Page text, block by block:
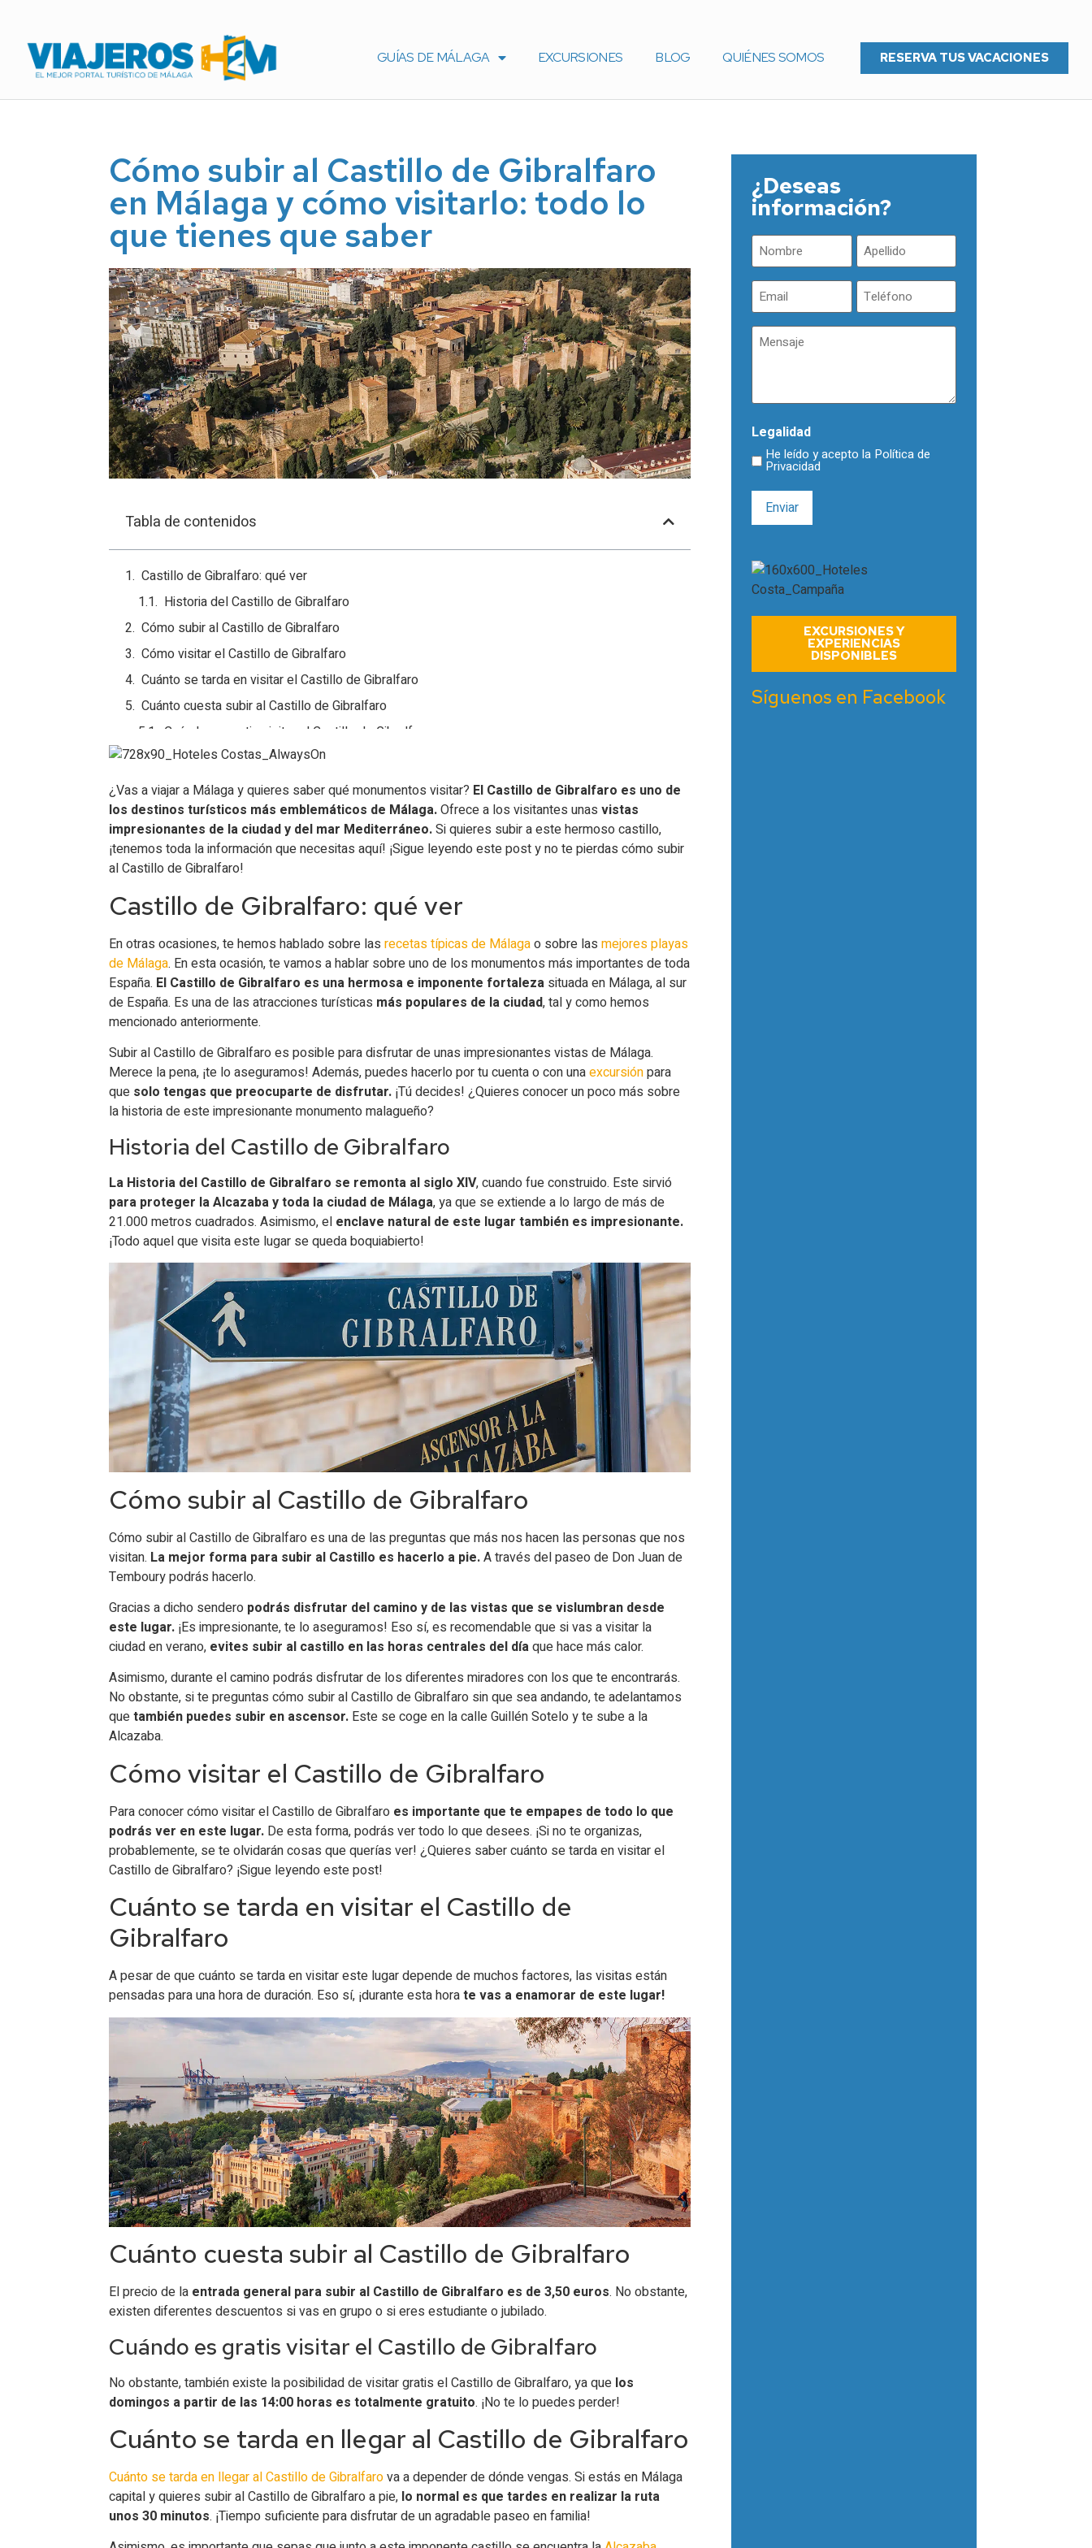
GUÍAS DE MÁLAGA EXCURSIONES BLOG QUIÉNES SOMOS RESERVA TUS VACACIONES
Cómo subir al Castillo de Gibralfaro
en Málaga y cómo visitarlo: todo lo
que tienes que saber
Tabla de contenidos
Castillo de Gibralfaro: qué ver
Historia del Castillo de Gibralfaro
Cómo subir al Castillo de Gibralfaro
Cómo visitar el Castillo de Gibralfaro
Cuánto se tarda en visitar el Castillo de Gibralfaro
Cuánto cuesta subir al Castillo de Gibralfaro
Cuándo es gratis visitar el Castillo de Gibralfaro
Cuánto se tarda en llegar al Castillo de Gibralfaro
¿Vas a viajar a Málaga y quieres saber qué monumentos visitar? El Castillo de Gibralfaro es uno de
los destinos turísticos más emblemáticos de Málaga.Ofrece a los visitantes unasvistas
impresionantes de la ciudad y del mar Mediterráneo.Si quieres subir a este hermoso castillo,
¡tenemos toda la información que necesitas aquí! ¡Sigue leyendo este post y no te pierdas cómo subir
al Castillo de Gibralfaro!
Castillo de Gibralfaro: qué ver
En otras ocasiones, te hemos hablado sobre lasrecetas típicas de Málagao sobre las mejores playas
de Málaga. En esta ocasión, te vamos a hablar sobre uno de los monumentos más importantes de toda
España. El Castillo de Gibralfaro es una hermosa e imponente fortaleza situada en Málaga, al sur
de España. Es una de las atracciones turísticas más populares de la ciudad, tal y como hemos
mencionado anteriormente.
Subir al Castillo de Gibralfaro es posible para disfrutar de unas impresionantes vistas de Málaga.
Merece la pena, ¡te lo aseguramos! Además, puedes hacerlo por tu cuenta o con unaexcursiónpara
que solo tengas que preocuparte de disfrutar. ¡Tú decides! ¿Quieres conocer un poco más sobre
la historia de este impresionante monumento malagueño?
Historia del Castillo de Gibralfaro
La Historia del Castillo de Gibralfaro se remonta al siglo XIV, cuando fue construido. Este sirvió
para proteger la Alcazaba y toda la ciudad de Málaga, ya que se extiende a lo largo de más de
21.000 metros cuadrados. Asimismo, el enclave natural de este lugar también es impresionante.
¡Todo aquel que visita este lugar se queda boquiabierto!
Cómo subir al Castillo de Gibralfaro
Cómo subir al Castillo de Gibralfaro es una de las preguntas que más nos hacen las personas que nos
visitan. La mejor forma para subir al Castillo es hacerlo a pie.A través del paseo de Don Juan de
Temboury podrás hacerlo.
Gracias a dicho sendero podrás disfrutar del camino y de las vistas que se vislumbran desde
este lugar. ¡Es impresionante, te lo aseguramos! Eso sí, es recomendable que si vas a visitar la
ciudad en verano, evites subir al castillo en las horas centrales del díaque hace más calor.
Asimismo, durante el camino podrás disfrutar de los diferentes miradores con los que te encontrarás.
No obstante, si te preguntas cómo subir al Castillo de Gibralfaro sin que sea andando, te adelantamos
quetambién puedes subir en ascensor. Este se coge en la calle Guillén Sotelo y te sube a la
Alcazaba.
Cómo visitar el Castillo de Gibralfaro
Para conocer cómo visitar el Castillo de Gibralfaro es importante que te empapes de todo lo que
podrás ver en este lugar. De esta forma, podrás ver todo lo que desees. ¡Si no te organizas,
probablemente, se te olvidarán cosas que querías ver! ¿Quieres saber cuánto se tarda en visitar el
Castillo de Gibralfaro? ¡Sigue leyendo este post!
Cuánto se tarda en visitar el Castillo de
Gibralfaro
A pesar de que cuánto se tarda en visitar este lugar depende de muchos factores, las visitas están
pensadas para una hora de duración. Eso sí, ¡durante esta horate vas a enamorar de este lugar!
Cuánto cuesta subir al Castillo de Gibralfaro
El precio de la entrada general para subir al Castillo de Gibralfaro es de 3,50 euros. No obstante,
existen diferentes descuentos si vas en grupo o si eres estudiante o jubilado.
Cuándo es gratis visitar el Castillo de Gibralfaro
No obstante, también existe la posibilidad de visitar gratis el Castillo de Gibralfaro, ya que los
domingos a partir de las 14:00 horas es totalmente gratuito. ¡No te lo puedes perder!
Cuánto se tarda en llegar al Castillo de Gibralfaro
Cuánto se tarda en llegar al Castillo de Gibralfarova a depender de dónde vengas. Si estás en Málaga
capital y quieres subir al Castillo de Gibralfaro a pie, lo normal es que tardes en realizar la ruta
unos 30 minutos. ¡Tiempo suficiente para disfrutar de un agradable paseo en familia!
¿Deseas
información?
Nombre
(Obligatorio)
Apellidos
(Obligatorio)
Email
(Obligatorio)
Teléfono
(Obligatorio)
Mensaje
Legalidad
He leído y acepto la Política de
Privacidad
EXCURSIONES Y
EXPERIENCIAS
DISPONIBLES
Síguenos en Facebook